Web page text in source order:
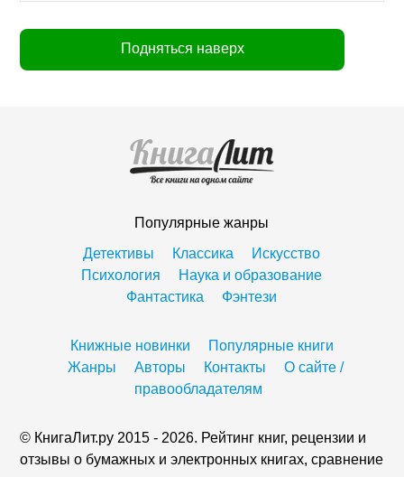
Подняться наверх
Популярные жанры
Детективы
Классика
Искусство
Психология
Наука и образование
Фантастика
Фэнтези
Книжные новинки
Популярные книги
Жанры
Авторы Контакты
О сайте /
правообладателям
© КнигаЛит.ру 2015 - 2026. Рейтинг книг, рецензии и
отзывы о бумажных и электронных книгах, сравнение